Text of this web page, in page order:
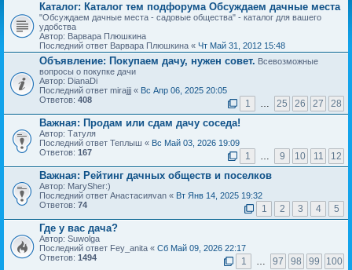
Каталог: Каталог тем подфорума Обсуждаем дачные места
"Обсуждаем дачные места - садовые общества" - каталог для вашего
удобства
Автор: Варвара Плюшкина
Последний ответ Варвара Плюшкина « Чт Май 31, 2012 15:48
Объявление: Покупаем дачу, нужен совет. Всевозможные
вопросы о покупке дачи
Автор: DianaDi
Последний ответ mirajjj « Вс Апр 06, 2025 20:05
Ответов: 408 1 … 25 26 27 28
Важная: Продам или сдам дачу соседа!
Автор: Татуля
Последний ответ Теплыш « Вс Май 03, 2026 19:09
Ответов: 167 1 … 9 10 11 12
Важная: Рейтинг дачных обществ и поселков
Автор: MarySher:)
Последний ответ Анастасияvan « Вт Янв 14, 2025 19:32
Ответов: 74 1 2 3 4 5
Где у вас дача?
Автор: Suwolga
Последний ответ Fey_anita « Сб Май 09, 2026 22:17
Ответов: 1494 1 … 97 98 99 100